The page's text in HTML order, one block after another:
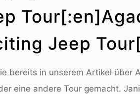
Jeep
bereits in unserem Artikel über
eine andere Tour gemacht.